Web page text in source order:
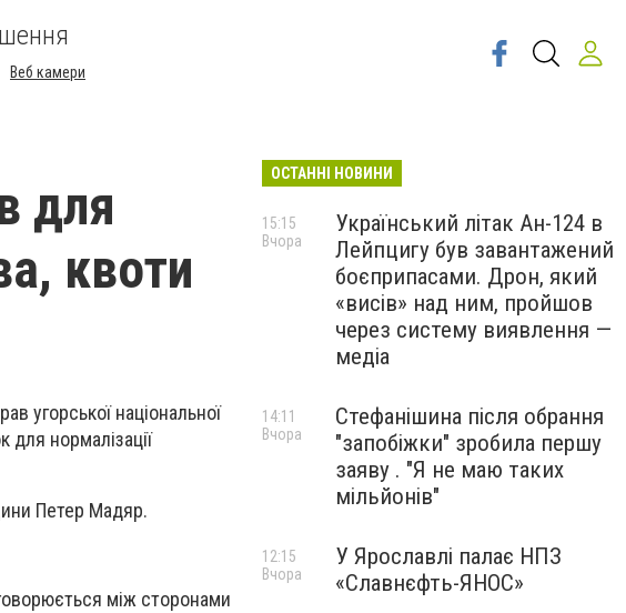
Веб камери
для
квоти
угорської національної
нормалізації
Петер Мадяр.
між сторонами
ОСТАННІ НОВИНИ
Український літак Ан-124 в
Лейпцигу був завантажений
боєприпасами. Дрон, який
«висів» над ним, пройшов
через систему виявлення —
медіа
15:15
Вчора
Стефанішина після обрання
"запобіжки" зробила першу
заяву . "Я не маю таких
мільйонів"
14:11
Вчора
У Ярославлі палає НПЗ
«Славнєфть-ЯНОС»
12:15
Вчора